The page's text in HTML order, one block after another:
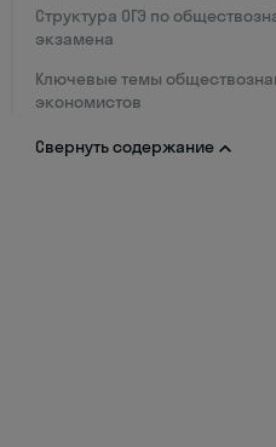
Структура ОГЭ по
экзамена
Ключевые темы
экономистов
Свернуть содержание